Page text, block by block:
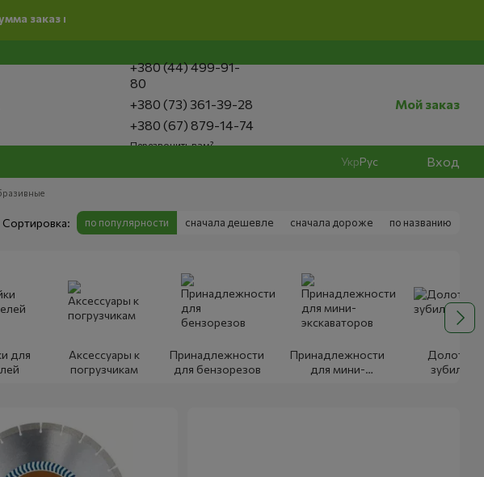
500 грн
+380 (44) 499-91-
80
+380 (73) 361-39-28
+380 (67) 879-14-74
Перезвонить вам?
Мой заказ
УкрРус Вход
Сортировка: по популярности сначала дешевле сначала дороже по названию
для
Аксессуары к
погрузчикам
Принадлежности
для бензорезов
Принадлежности
для мини-
Долото,
зубило